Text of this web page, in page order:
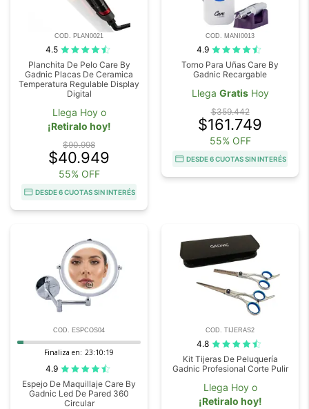
COD. PLAN0021
4.5
Planchita De Pelo Care By
Gadnic Placas De Ceramica
Temperatura Regulable Display
Digital
Llega Hoy o
¡Retiralo hoy!
$90.998
$40.949
55% OFF
DESDE 6 CUOTAS SIN INTERÉS
COD. MANI0013
4.9
Torno Para Uñas Care By
Gadnic Recargable
Llega GratisHoy
$359.442
$161.749
55% OFF
DESDE 6 CUOTAS SIN INTERÉS
COD. ESPCOS04
Finaliza en: 23:10:18
4.9
Espejo De Maquillaje Care By
Gadnic Led De Pared 360
Circular
COD. TIJERAS2
4.8
Kit Tijeras De Peluquería
Gadnic Profesional Corte Pulir
Llega Hoy o
¡Retiralo hoy!